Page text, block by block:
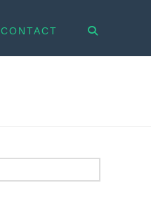
CONTACT